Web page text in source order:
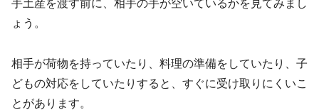
手土産を渡す前に、相手の手が空いているかを見てみまし
ょう。
相手が荷物を持っていたり、料理の準備をしていたり、子
どもの対応をしていたりすると、すぐに受け取りにくいこ
とがあります。